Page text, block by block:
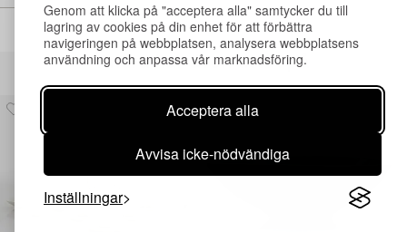
Genom att klicka på "acceptera alla" samtycker du till
lagring av cookies på din enhet för att förbättra
navigeringen på webbplatsen, analysera webbplatsens
användning och anpassa vår marknadsföring.
Acceptera alla
Avvisa icke-nödvändiga
Inställningar
Andra har även tittat på